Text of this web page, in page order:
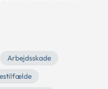
Arbejdsskade